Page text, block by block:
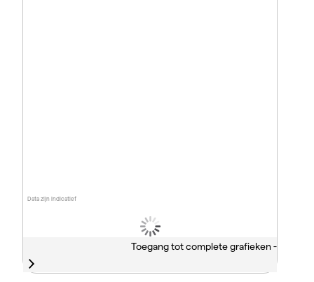
Data zijn indicatief
Toegang tot complete grafieken -